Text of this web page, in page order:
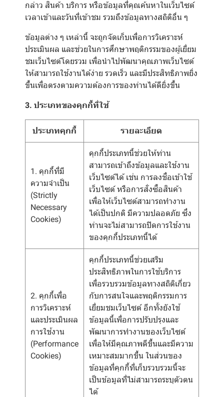
กล่าว สินค้า บริการ หรือข้อมูลที่คุณค้นหาในเว็บไซต์
เวลาเข้าและวันที่เข้าชม รวมถึงข้อมูลทางสถิติอื่น ๆ
ข้อมูลต่าง ๆ เหล่านี้ จะถูกจัดเก็บเพื่อการวิเคราะห์
ประเมินผล และช่วยในการศึกษาพฤติกรรมของผู้เยี่ยม
ชมเว็บไซต์โดยรวม เพื่อนำไปพัฒนาคุณภาพเว็บไซต์
ให้สามารถใช้งานได้ง่าย รวดเร็ว และมีประสิทธิภาพยิ่ง
ขึ้นเพื่อตรงตามความต้องการของท่านได้ดียิ่งขึ้น
3. ประเภทของคุกกี้ที่ใช้
ประเภทคุกกี้ รายละเอียด
1. คุกกี้ที่มี
ความจำเป็น
(Strictly
Necessary
Cookies)
คุกกี้ประเภทนี้ช่วยให้ท่าน
สามารถเข้าถึงข้อมูลและใช้งาน
เว็บไซต์ได้ เช่น การลงชื่อเข้าใช้
เว็บไซต์ หรือการสั่งซื้อสินค้า
เพื่อให้เว็บไซต์สามารถทำงาน
ได้เป็นปกติ มีความปลอดภัย ซึ่ง
ท่านจะไม่สามารถปิดการใช้งาน
ของคุกกี้ประเภทนี้ได้
2. คุกกี้เพื่อ
การวิเคราะห์
และประเมินผล
การใช้งาน
(Performance
Cookies)
คุกกี้ประเภทนี้ช่วยเสริม
ประสิทธิภาพในการใช้บริการ
เพื่อรวบรวมข้อมูลทางสถิติเกี่ยว
กับการสนใจและพฤติกรรมการ
เยี่ยมชมเว็บไซต์ อีกทั้งยังใช้
ข้อมูลนี้เพื่อการปรับปรุงและ
พัฒนาการทำงานของเว็บไซต์
เพื่อให้มีคุณภาพดีขึ้นและมีความ
เหมาะสมมากขึ้น ในส่วนของ
ข้อมูลที่คุกกี้ที่เก็บรวบรวมนี้จะ
เป็นข้อมูลที่ไม่สามารถระบุตัวตน
ได้